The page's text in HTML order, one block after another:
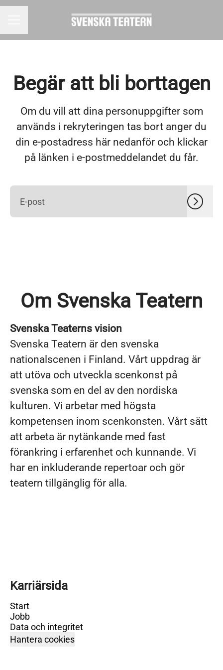
Begär att bli borttagen
Om du vill att dina personuppgifter som
används i rekryteringen tas bort anger du
din e-postadress här nedanför och klickar
på länken i e-postmeddelandet du får.
Om Svenska Teatern
Svenska Teaterns vision
Svenska Teatern är den svenska
nationalscenen i Finland. Vårt uppdrag är
att utöva och utveckla scenkonst på
svenska som en del av den nordiska
kulturen. Vi arbetar med högsta
kompetensen inom scenkonsten. Vårt sätt
att arbeta är nytänkande med fast
förankring i erfarenhet och kunnande. Vi
har en inkluderande repertoar och gör
teatern tillgänglig för alla.
Karriärsida
Start
Jobb
Data och integritet
Hantera cookies